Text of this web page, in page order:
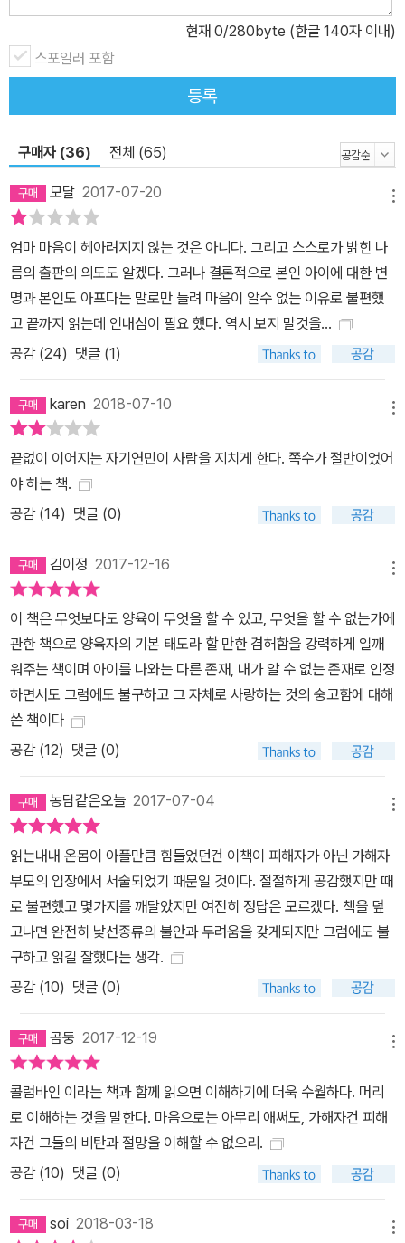
현재 0/280byte (한글 140자 이내)
스포일러 포함
등록
구매자 (36) 전체 (65)
모달 2017-07-20
엄마 마음이 헤아려지지 않는 것은 아니다. 그리고 스스로가 밝힌 나
름의 출판의 의도도 알겠다. 그러나 결론적으로 본인 아이에 대한 변
명과 본인도 아프다는 말로만 들려 마음이 알수 없는 이유로 불편했
고 끝까지 읽는데 인내심이 필요 했다. 역시 보지 말것을...
공감 (24) 댓글 (1)
karen 2018-07-10
끝없이 이어지는 자기연민이 사람을 지치게 한다. 쪽수가 절반이었어
야 하는 책.
공감 (14) 댓글 (0)
김이정 2017-12-16
이 책은 무엇보다도 양육이 무엇을 할 수 있고, 무엇을 할 수 없는가에
관한 책으로 양육자의 기본 태도라 할 만한 겸허함을 강력하게 일깨
워주는 책이며 아이를 나와는 다른 존재, 내가 알 수 없는 존재로 인정
하면서도 그럼에도 불구하고 그 자체로 사랑하는 것의 숭고함에 대해
쓴 책이다
공감 (12) 댓글 (0)
농담같은오늘 2017-07-04
읽는내내 온몸이 아플만큼 힘들었던건 이책이 피해자가 아닌 가해자
부모의 입장에서 서술되었기 때문일 것이다. 절절하게 공감했지만 때
로 불편했고 몇가지를 깨달았지만 여전히 정답은 모르겠다. 책을 덮
고나면 완전히 낯선종류의 불안과 두려움을 갖게되지만 그럼에도 불
구하고 읽길 잘했다는 생각.
공감 (10) 댓글 (0)
곰둥 2017-12-19
콜럼바인 이라는 책과 함께 읽으면 이해하기에 더욱 수월하다. 머리
로 이해하는 것을 말한다. 마음으로는 아무리 애써도, 가해자건 피해
자건 그들의 비탄과 절망을 이해할 수 없으리.
공감 (10) 댓글 (0)
soi 2018-03-18